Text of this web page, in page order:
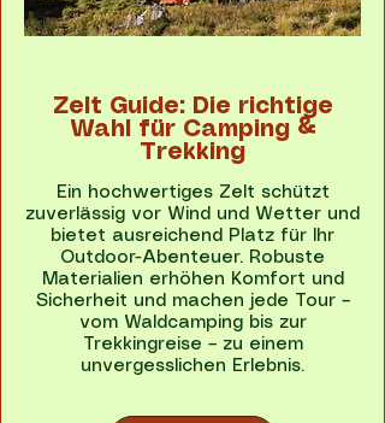
Zelt Guide: Die richtige
Wahl für Camping &
Trekking
Ein hochwertiges Zelt schützt
zuverlässig vor Wind und Wetter und
bietet ausreichend Platz für Ihr
Outdoor-Abenteuer. Robuste
Materialien erhöhen Komfort und
Sicherheit und machen jede Tour –
vom Waldcamping bis zur
Trekkingreise – zu einem
unvergesslichen Erlebnis.